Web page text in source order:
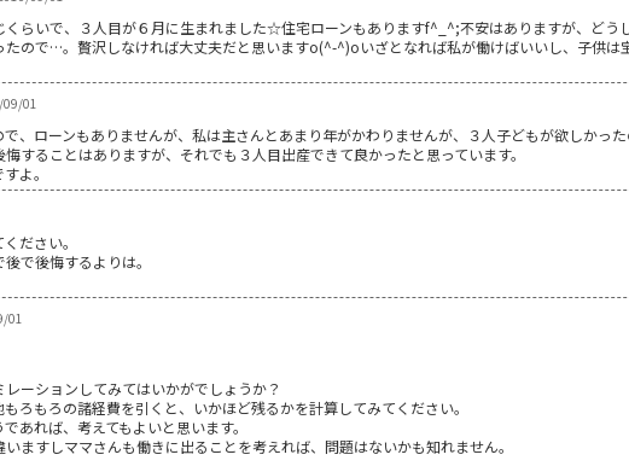
くらいで、３人目が６月に生まれました☆住宅ローンもありますf^_^;不安はありますが、どう
たので…。贅沢しなければ大丈夫だと思いますo(^-^)oいざとなれば私が働けばいいし、子供は
09/01
、ローンもありませんが、私は主さんとあまり年がかわりませんが、３人子どもが欲しかっ
することはありますが、それでも３人目出産できて良かったと思っています。
よ。
ださい。
で後悔するよりは。
01
ーションしてみてはいかがでしょうか？
ろもろの諸経費を引くと、いかほど残るかを計算してみてください。
あれば、考えてもよいと思います。
ますしママさんも働きに出ることを考えれば、問題はないかも知れません。